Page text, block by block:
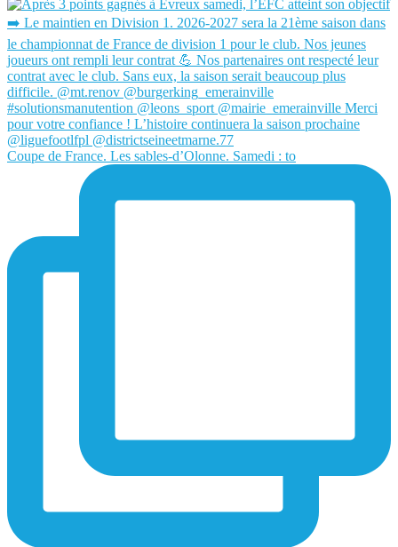
Coupe de France. Les sables-d’Olonne. Samedi : to